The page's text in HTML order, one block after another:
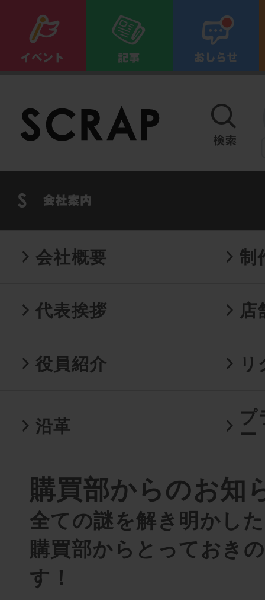
会社概要 制
代表挨拶 店
役員紹介
沿革
プ
ー
購買部からのお知
全ての謎を解き明かし
購買部からとっておき
す！